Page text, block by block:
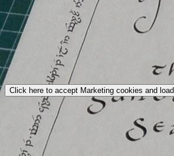
Click here to accept Marketing cookies and